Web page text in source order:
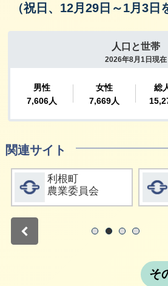
（祝日、12月29日～1月3日
関連サイト
詳細をみる
利根町
農業委員会
そ